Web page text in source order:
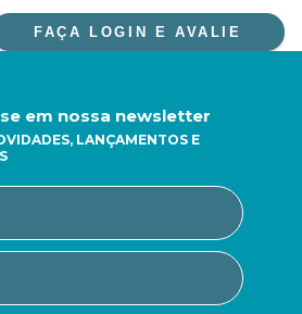
FAÇA LOGIN E AVALIE
em nossa newsletter
LANÇAMENTOS E